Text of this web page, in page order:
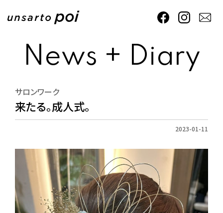
News + Diary
サロンワーク
来たる。成人式。
2023-01-11